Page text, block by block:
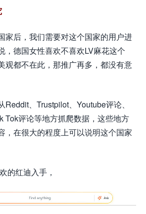
家后，我们需要对这个国家的用户进
，德国女性喜欢不喜欢LV麻花这个
观都不在此，那推广再多，都没有意
Reddit、Trustpilot、Youtube评论、
Tok评论等地方抓爬数据，这些地方
，在很大的程度上可以说明这个国家
的红迪入手，